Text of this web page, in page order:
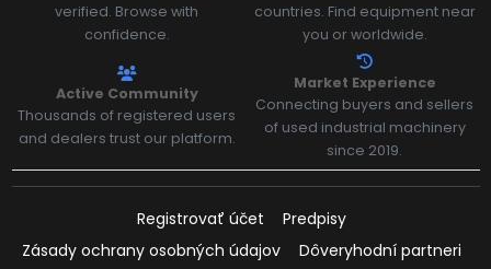
verified. Browse with
confidence.
countries. Find equipment near
you or worldwide.
Active Community
Thousands of registered users
and dealers trust our platform.
Market Experience
Connecting buyers and sellers
of used industrial machinery
since 2019.
Registrovať účet
Predpisy
Zásady ochrany osobných údajov
Dôveryhodní partneri